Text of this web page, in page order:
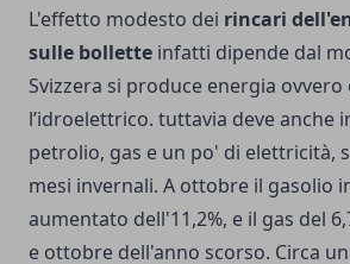
L'effetto modesto dei rincari
sulle bollette infatti dipende dal
Svizzera si produce energia ovvero
l’idroelettrico. tuttavia deve anche
petrolio, gas e un po' di elettricità,
mesi invernali. A ottobre il gasolio
aumentato dell'11,2%, e il gas del
e ottobre dell'anno scorso. Circa